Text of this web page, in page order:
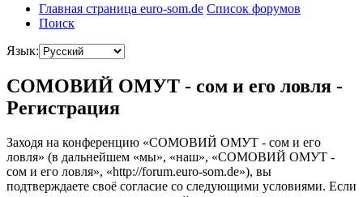
Главная страница euro-som.de Список форумов
Поиск
Язык:
СОМОВИЙ ОМУТ - сом и его ловля -
Регистрация
Заходя на конференцию «СОМОВИЙ ОМУТ - сом и его
ловля» (в дальнейшем «мы», «наш», «СОМОВИЙ ОМУТ -
сом и его ловля», «http://forum.euro-som.de»), вы
подтверждаете своё согласие со следующими условиями. Если